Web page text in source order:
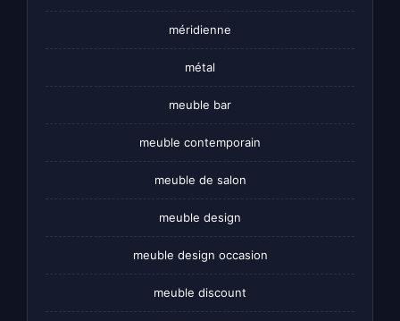
méridienne
métal
meuble bar
meuble contemporain
meuble de salon
meuble design
meuble design occasion
meuble discount